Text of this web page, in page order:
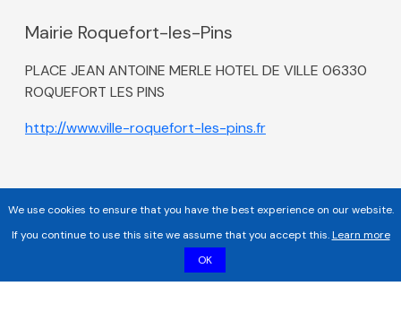
Mairie Roquefort-les-Pins
PLACE JEAN ANTOINE MERLE HOTEL DE VILLE 06330
ROQUEFORT LES PINS
http://www.ville-roquefort-les-pins.fr
We use cookies to ensure that you have the best experience on our website.
If you continue to use this site we assume that you accept this.Learn more
OK